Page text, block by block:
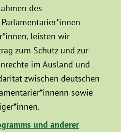
des
leisten wir
zum Schutz und zur
im Ausland und
zwischen deutschen
sowie
und anderer